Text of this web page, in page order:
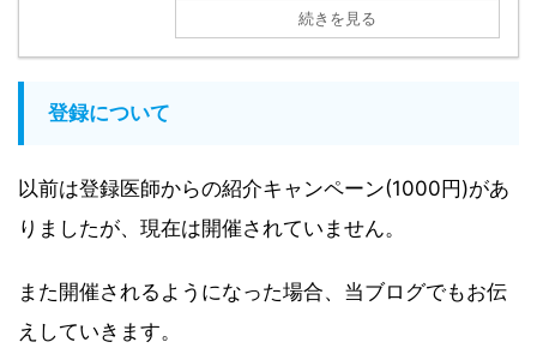
続きを見る
登録について
以前は登録医師からの紹介キャンペーン(1000円)があ
りましたが、現在は開催されていません。
また開催されるようになった場合、当ブログでもお伝
えしていきます。